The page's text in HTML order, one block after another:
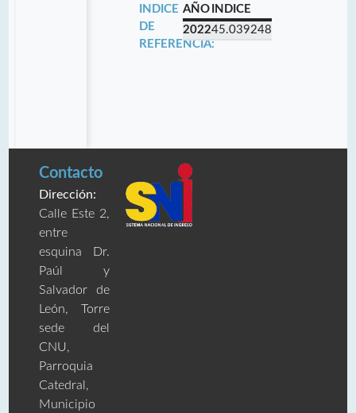
INDICE
DE
REFERENCIA:
AÑO INDICE
202245.039248
Contacto
Dirección:
Calle Este 2,
entre
esquina Dr.
Paúl y
Salvador de
León, Torre
sede del
CNU,
Parroquia
Catedral,
Municipio